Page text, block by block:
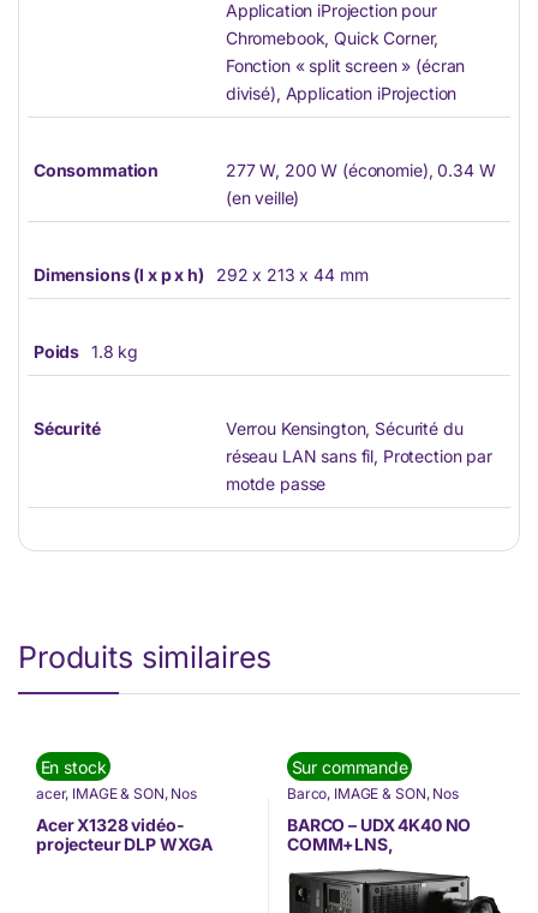
Application iProjection pour
Chromebook, Quick Corner,
Fonction « split screen » (écran
divisé), Application iProjection
Consommation
277 W, 200 W (économie), 0.34 W
(en veille)
Dimensions (l x p x h) 292‎ x 213 x 44 mm
Poids 1.8 kg
Sécurité
Verrou Kensington, Sécurité du
réseau LAN sans fil, Protection par
motde passe
Produits similaires
En stock
acer, IMAGE & SON, Nos
Marques
Vidéoprojecteurs
Acer X1328 vidéo-
projecteur DLP WXGA
Sur commande
Barco, IMAGE & SON, Nos
Marques
Vidéoprojecteurs
BARCO – UDX 4K40 NO
COMM+LNS,
TLD+Except 90° UST lens
(R9408949-B1U)